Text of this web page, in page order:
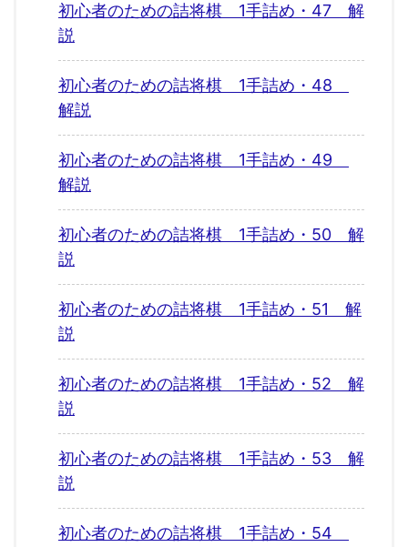
初心者のための詰将棋 1手詰め・47 解
説
初心者のための詰将棋 1手詰め・48
解説
初心者のための詰将棋 1手詰め・49
解説
初心者のための詰将棋 1手詰め・50 解
説
初心者のための詰将棋 1手詰め・51 解
説
初心者のための詰将棋 1手詰め・52 解
説
初心者のための詰将棋 1手詰め・53 解
説
初心者のための詰将棋 1手詰め・54